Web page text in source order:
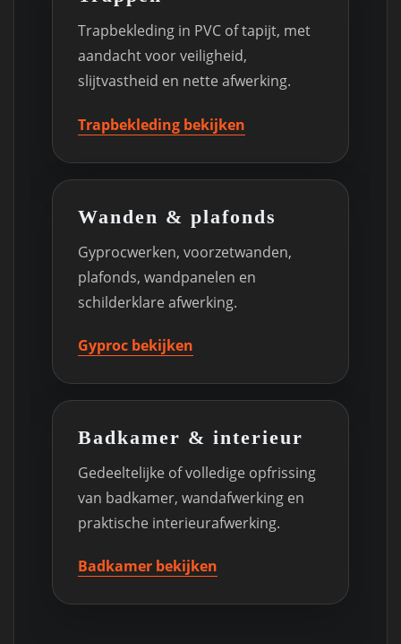
Trapbekleding in PVC of tapijt, met
aandacht voor veiligheid,
slijtvastheid en nette afwerking.
Trapbekleding bekijken
Wanden & plafonds
Gyprocwerken, voorzetwanden,
plafonds, wandpanelen en
schilderklare afwerking.
Gyproc bekijken
Badkamer & interieur
Gedeeltelijke of volledige opfrissing
van badkamer, wandafwerking en
praktische interieurafwerking.
Badkamer bekijken